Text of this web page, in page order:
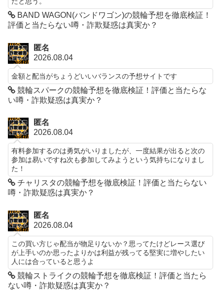
BAND WAGON(バンドワゴン)の競輪予想を徹底検証！
評価と当たらない噂・詐欺疑惑は真実か？
匿名
2026.08.04
金額と配当がちょうどいいバランスの予想サイトです
競輪スパークの競輪予想を徹底検証！評価と当たらな
い噂・詐欺疑惑は真実か？
匿名
2026.08.04
有料参加するのは勇気がいりましたが、一度結果が出ると次の
参加は易いですね次も参加してみようという気持ちになりまし
た！
チャリスタの競輪予想を徹底検証！評価と当たらない
噂・詐欺疑惑は真実か？
匿名
2026.08.04
この買い方じゃ配当が物足りないか？思ってたけどレース選び
が上手いのか思ったよりかは利益が残ってる堅実に増やしたい
人には合っていると思うよ
競輪ストライクの競輪予想を徹底検証！評価と当たら
ない噂・詐欺疑惑は真実か？